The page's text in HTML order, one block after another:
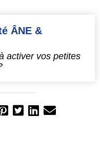
- Matés
Germoirs
Désinfectants
ÂNE &
activer vos petites